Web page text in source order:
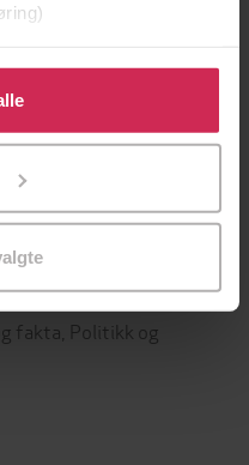
ditt samtykke til å
Du kan også
formål ved å klikke
with Cultural
fakta Politikk og